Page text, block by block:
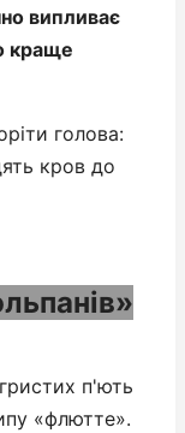
випливає
краще
голова:
кров до
п'ють
«флютте».